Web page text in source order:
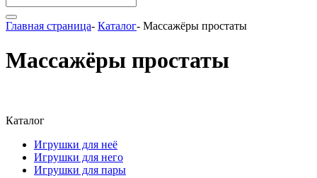
Главная страница- Каталог- Массажёры простаты
Массажёры простаты
Каталог
Игрушки для неё
Игрушки для него
Игрушки для пары